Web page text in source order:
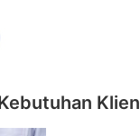
Klien